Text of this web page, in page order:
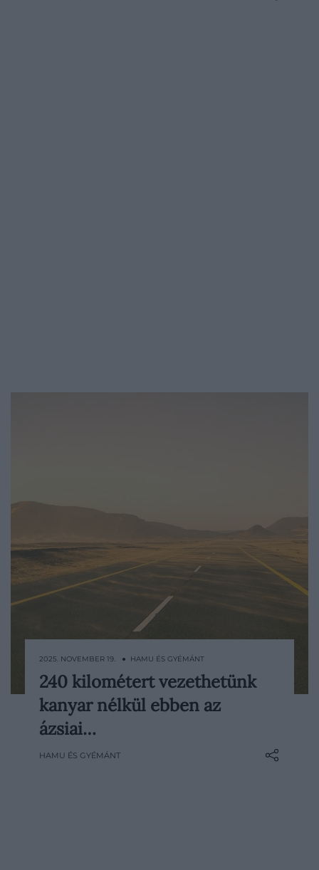
A közúti közlekedésben magától
értetődőnek tűnik, hogy időről időre
kormányoznunk kell. Szaúd-Arábiában
szakasz, ahol ez a művelet két órán át
2025. NOVEMBER 19. ● HAMU ÉS GYÉMÁNT
240 kilométert vezethetünk
kanyar nélkül ebben az
ázsiai…
HAMU ÉS GYÉMÁNT